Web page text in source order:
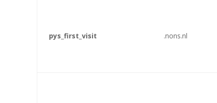
pys_first_visit .nons.nl